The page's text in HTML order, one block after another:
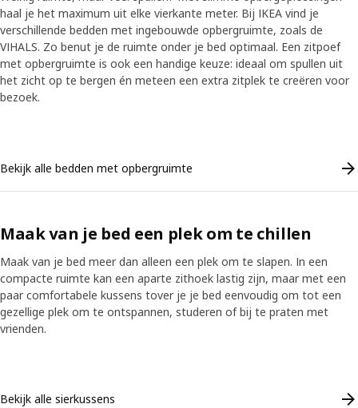
haal je het maximum uit elke vierkante meter. Bij IKEA vind je
verschillende bedden met ingebouwde opbergruimte, zoals de
VIHALS. Zo benut je de ruimte onder je bed optimaal. Een zitpoef
met opbergruimte is ook een handige keuze: ideaal om spullen uit
het zicht op te bergen én meteen een extra zitplek te creëren voor
bezoek.
Bekijk alle bedden met opbergruimte
Maak van je bed een plek om te chillen
Maak van je bed meer dan alleen een plek om te slapen. In een
compacte ruimte kan een aparte zithoek lastig zijn, maar met een
paar comfortabele kussens tover je je bed eenvoudig om tot een
gezellige plek om te ontspannen, studeren of bij te praten met
vrienden.
Bekijk alle sierkussens